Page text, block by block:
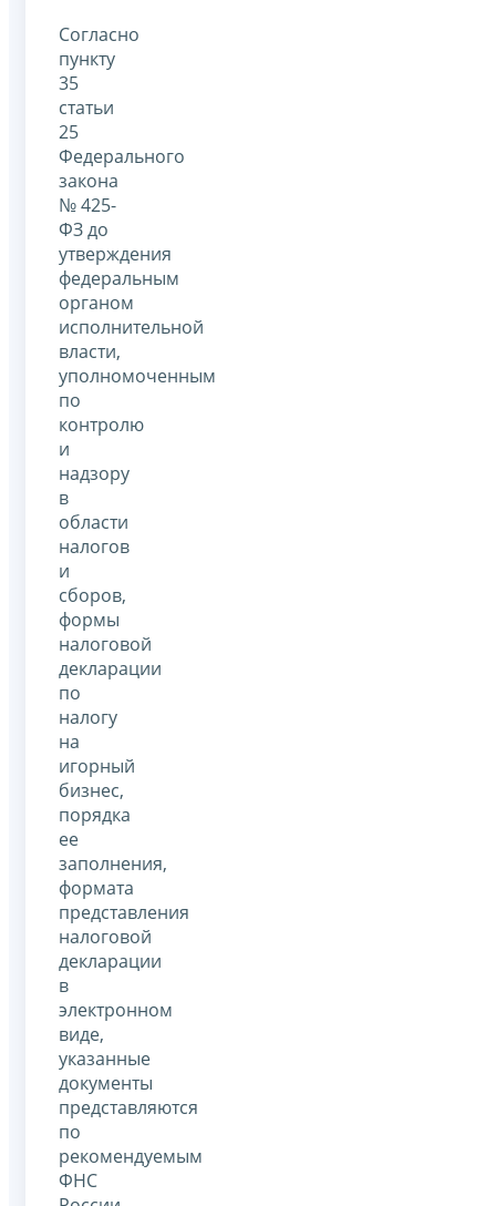
Согласно
пункту
35
статьи
25
Федерального
закона
№ 425-
ФЗ до
утверждения
федеральным
органом
исполнительной
власти,
уполномоченным
по
контролю
и
надзору
в
области
налогов
и
сборов,
формы
налоговой
декларации
по
налогу
на
игорный
бизнес,
порядка
ее
заполнения,
формата
представления
налоговой
декларации
в
электронном
виде,
указанные
документы
представляются
по
рекомендуемым
ФНС